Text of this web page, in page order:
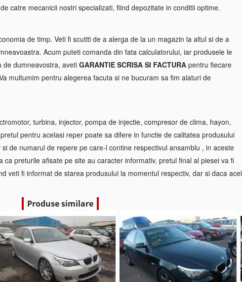
catre mecanicii nostri specializati, fiind depozitate in conditii optime.
de timp. Veti fi scutiti de a alerga de la un magazin la altul si de a
Acum puteti comanda din fata calculatorului, iar produsele le
de dumneavostra, aveti GARANTIE SCRISA SI FACTURA pentru fiecare
multumim pentru alegerea facuta si ne bucuram sa fim alaturi de
turbina, injector, pompa de injectie, compresor de clima, hayon,
pentru acelasi reper poate sa difere in functie de calitatea produsului
de numarul de repere pe care-l contine respectivul ansamblu , in aceste
preturile afisate pe site au caracter informativ, pretul final al piesei va fi
veti fi informat de starea produsului la momentul respectiv, dar si daca acel
Produse similare